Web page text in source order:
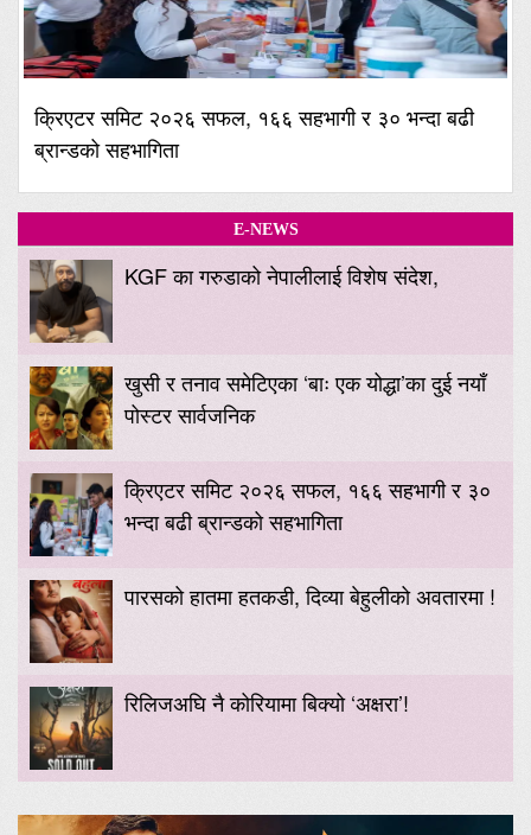
क्रिएटर समिट २०२६ सफल, १६६ सहभागी र ३० भन्दा बढी
ब्रान्डको सहभागिता
E-NEWS
KGF का गरुडाको नेपालीलाई विशेष संदेश,
खुसी र तनाव समेटिएका ‘बाः एक योद्धा’का दुई नयाँ
पोस्टर सार्वजनिक
क्रिएटर समिट २०२६ सफल, १६६ सहभागी र ३०
भन्दा बढी ब्रान्डको सहभागिता
पारसको हातमा हतकडी, दिव्या बेहुलीको अवतारमा !
रिलिजअघि नै कोरियामा बिक्यो ‘अक्षरा’!